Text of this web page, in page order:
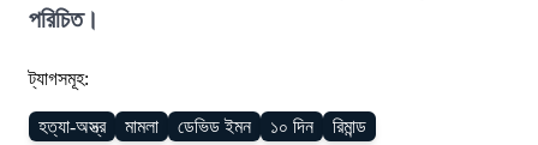
পরিচিত।
ট্যাগসমূহ:
হত্যা-অস্ত্র মামলা ডেভিড ইমন ১০ দিন রিমান্ড